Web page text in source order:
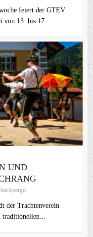
feiert der GTEV
von 13. bis 17...
UND
der Trachtenverein
traditionellen...